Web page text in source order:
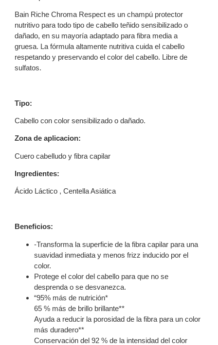
Bain Riche Chroma Respect es un champú protector
nutritivo para todo tipo de cabello teñido sensibilizado o
dañado, en su mayoría adaptado para fibra media a
gruesa. La fórmula altamente nutritiva cuida el cabello
respetando y preservando el color del cabello. Libre de
sulfatos.
Tipo:
Cabello con color sensibilizado o dañado.
Zona de aplicacion:
Cuero cabelludo y fibra capilar
Ingredientes:
Ácido Láctico , Centella Asiática
Beneficios:
-Transforma la superficie de la fibra capilar para una
suavidad inmediata y menos frizz inducido por el
color.
Protege el color del cabello para que no se
desprenda o se desvanezca.
“95% más de nutrición*
65 % más de brillo brillante**
Ayuda a reducir la porosidad de la fibra para un color
más duradero**
Conservación del 92 % de la intensidad del color